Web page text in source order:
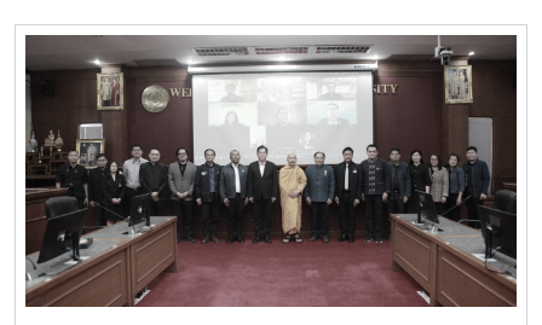
กิจกรรม จำนวน 70 คน ณ พิพิธภัณฑ์วัฒธรรมการเกษตรไทย
มหาวิทยาลัยแม่โจ้